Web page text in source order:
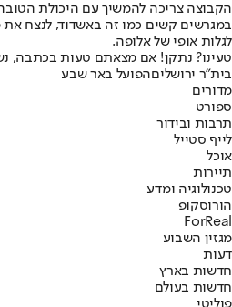
הקבוצה צריכה להמשיך עם היכולת
במגרשים קשים כמו זה באשדוד, לנצח את
לגלות אופי של אלופה.
טעינו? נתקן! אם מצאתם טעות בכתבה,
בית"ר ירושליםהפועל באר שבע
מדורים
ספורט
תרבות ובידור
לייף סטייל
אוכל
תיירות
טכנולוגיה ומדע
הורוסקופ
ForReal
מגזין השבוע
דעות
חדשות בארץ
חדשות בעולם